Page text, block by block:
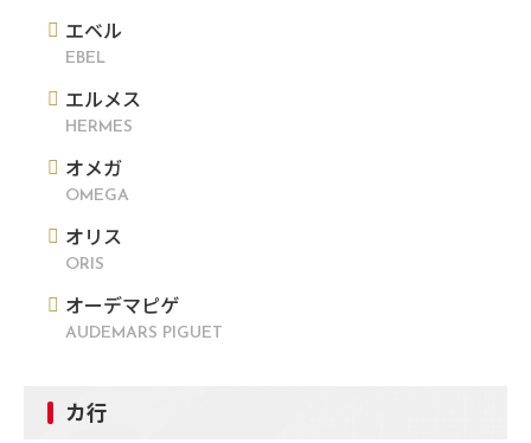
エベル
EBEL
エルメス
HERMES
オメガ
OMEGA
オリス
ORIS
オーデマピゲ
AUDEMARS PIGUET
カ行